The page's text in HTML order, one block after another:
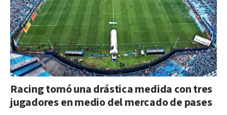
Racing tomó una drástica medida con tres
jugadores en medio del mercado de pases